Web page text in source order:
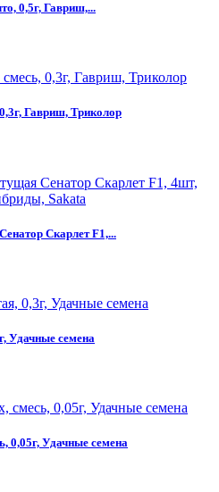
0,5г, Гавриш,...
Гавриш, Триколор
Скарлет F1,...
Удачные семена
0,05г, Удачные семена